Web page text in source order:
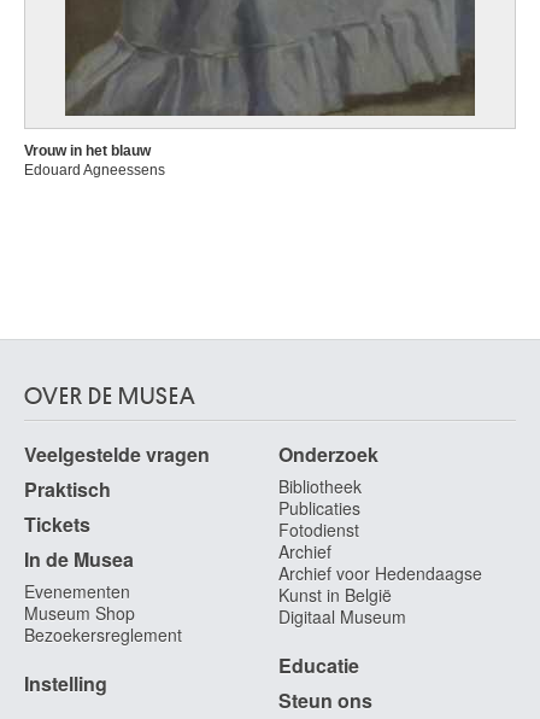
Vrouw in het blauw
Edouard Agneessens
OVER DE MUSEA
Veelgestelde vragen
Praktisch
Tickets
In de Musea
Evenementen
Museum Shop
Bezoekersreglement
Instelling
Onderzoek
Bibliotheek
Publicaties
Fotodienst
Archief
Archief voor Hedendaagse
Kunst in België
Digitaal Museum
Educatie
Steun ons